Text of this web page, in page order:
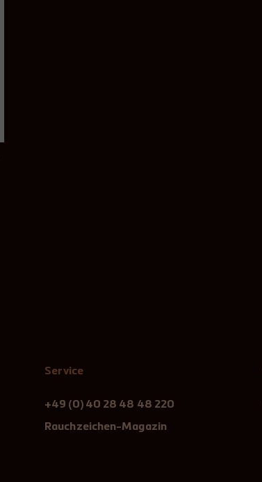
Service
+49 (0) 40 28 48 48 220
Rauchzeichen-Magazin